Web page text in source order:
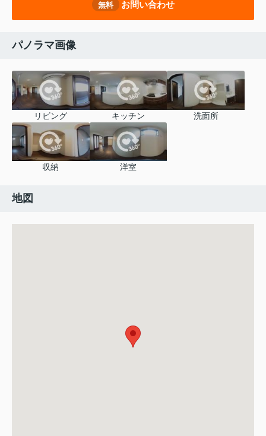
無料 お問い合わせ
パノラマ画像
リビング キッチン 洗面所
収納 洋室
地図